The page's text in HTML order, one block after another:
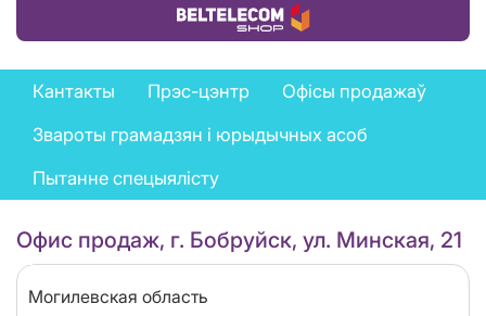
Купіць тавар
Feedback
menu
Кантакты Прэс-цэнтр
Офісы продажаў
Звароты грамадзян і юрыдычных асоб
Пытанне спецыялісту
Офис продаж, г. Бобруйск, ул. Минская, 21
Область
Могилевская область